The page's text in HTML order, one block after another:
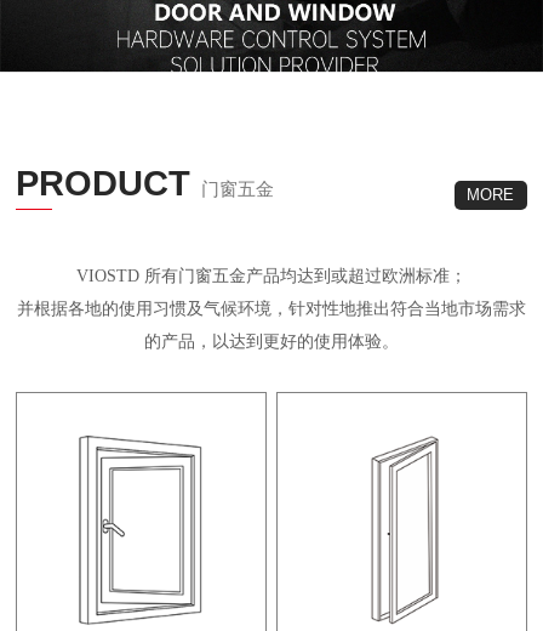
PRODUCT 门窗五金 MORE
VIOSTD 所有门窗五金产品均达到或超过欧洲标准；
并根据各地的使用习惯及气候环境，针对性地推出符合当地市场需求
的产品，以达到更好的使用体验。